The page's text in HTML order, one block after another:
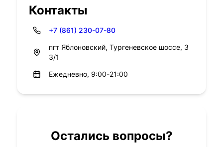
Контакты
+7 (861) 230-07-80
пгт Яблоновский, Тургеневское шоссе, 3
3/1
Ежедневно, 9:00-21:00
Остались вопросы?